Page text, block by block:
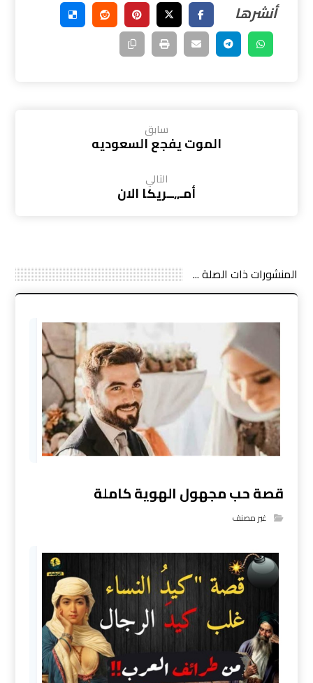
سابق
الموت يفجع السعوديه
التالي
أمـ,,ــريكا الان
المنشورات ذات الصلة ...
قصة حب مجهول الهوية كاملة
غير مصنف